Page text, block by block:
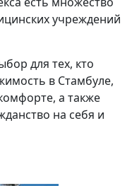
учреждений
для тех, кто
в Стамбуле,
а также
на себя и